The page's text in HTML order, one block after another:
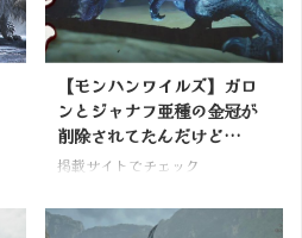
【モンハンワイルズ】ガロ
ンとジャナフ亜種の金冠が
削除されてたんだけど…
掲載サイトでチェック